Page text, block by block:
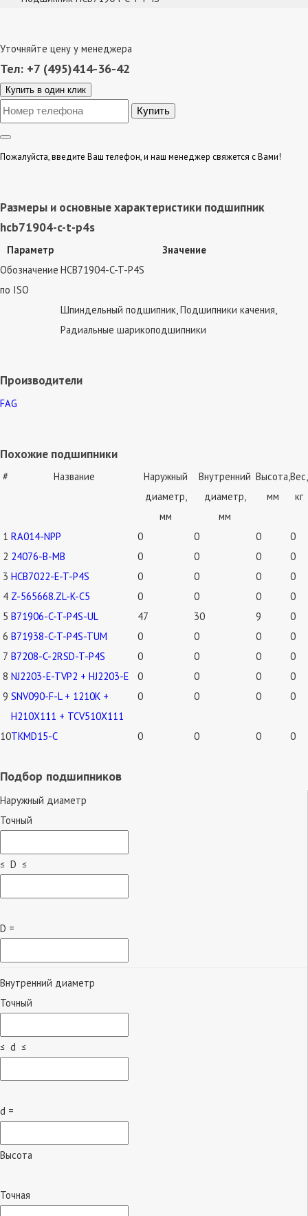
Уточняйте цену у менеджера
Тел: +7 (495)414-36-42
Купить в один клик
Пожалуйста, введите Ваш телефон, и наш менеджер свяжется с Вами!
Размеры и основные характеристики подшипник
hcb71904-c-t-p4s
Параметр
Значение
Обозначение
по ISO
HCB71904-C-T-P4S
Шпиндельный подшипник, Подшипники качения,
Радиальные шарикоподшипники
Производители
FAG
Похожие подшипники
# Название
Наружный
диаметр,
мм
Внутренний
диаметр,
мм
Высота,
мм
Вес,
кг
1 RA014-NPP 0 0 0
0
2 24076-B-MB 0 0 0
0
3 HCB7022-E-T-P4S 0 0 0
0
4 Z-565668.ZL-K-C5 0 0 0
0
5 B71906-C-T-P4S-UL 47 30 9
0
6 B71938-C-T-P4S-TUM 0 0 0
0
7 B7208-C-2RSD-T-P4S 0 0 0
0
8 NJ2203-E-TVP2 + HJ2203-E 0 0 0
0
9 SNV090-F-L + 1210K +
H210X111 + TCV510X111
0 0 0 0
10TKMD15-C 0 0 0 0
Подбор подшипников
Наружный диаметр
Точный
≤ D ≤
D =
Внутренний диаметр
Точный
≤ d ≤
d =
Высота
Точная